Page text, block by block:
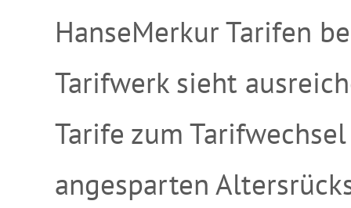
HanseMerkur Tarifen
Tarifwerk sieht
Tarife zum
angesparten